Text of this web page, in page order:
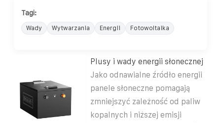
Tagi:
Wady Wytwarzania Energii Fotowoltaika
Plusy i wady energii słonecznej
Jako odnawialne źródło energii
panele słoneczne pomagają
zmniejszyć zależność od paliw
kopalnych i niższej emisji